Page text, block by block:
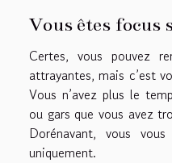
Vous êtes focus
Certes, vous pouvez
attrayantes, mais c’est
Vous n’avez plus le
ou gars que vous avez
Dorénavant, vous
uniquement.